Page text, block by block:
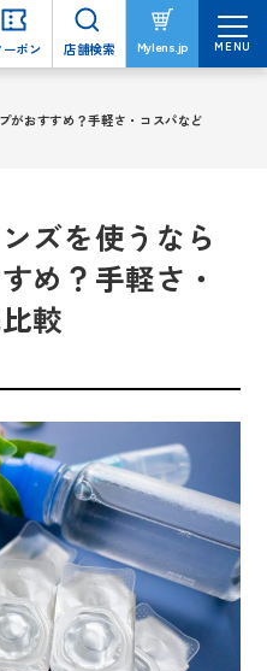
ーポン 店舗検索 Mylens.jp MENU
がおすすめ？手軽さ・コスパなど
ズを使うなら
め？手軽さ・
較
ーポン 店舗検索 Mylens.jp MENU